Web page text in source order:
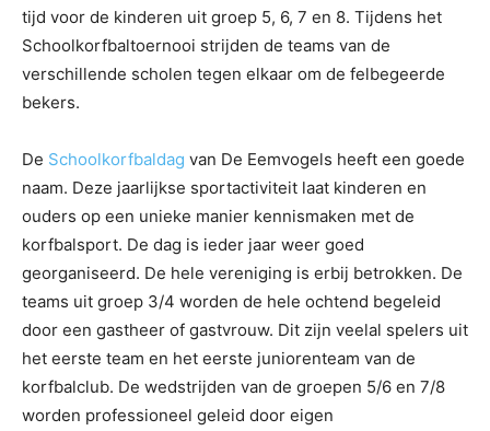
tijd voor de kinderen uit groep 5, 6, 7 en 8. Tijdens het
Schoolkorfbaltoernooi strijden de teams van de
verschillende scholen tegen elkaar om de felbegeerde
bekers.
De Schoolkorfbaldag van De Eemvogels heeft een goede
naam. Deze jaarlijkse sportactiviteit laat kinderen en
ouders op een unieke manier kennismaken met de
korfbalsport. De dag is ieder jaar weer goed
georganiseerd. De hele vereniging is erbij betrokken. De
teams uit groep 3/4 worden de hele ochtend begeleid
door een gastheer of gastvrouw. Dit zijn veelal spelers uit
het eerste team en het eerste juniorenteam van de
korfbalclub. De wedstrijden van de groepen 5/6 en 7/8
worden professioneel geleid door eigen